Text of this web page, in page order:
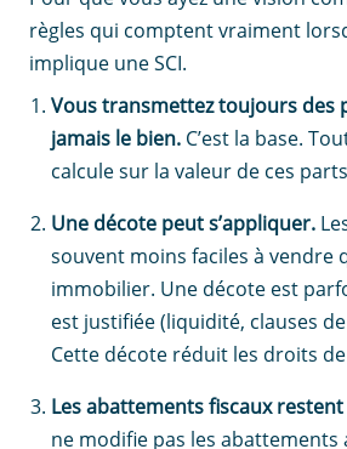
règles qui comptent vraiment
implique une SCI.
Vous transmettez toujours des
jamais le bien. C’est la base.
calcule sur la valeur de ces
Une décote peut s’appliquer.
souvent moins faciles à vendre
immobilier. Une décote est
est justifiée (liquidité, clauses
Cette décote réduit les droits
Les abattements fiscaux
ne modifie pas les abattements